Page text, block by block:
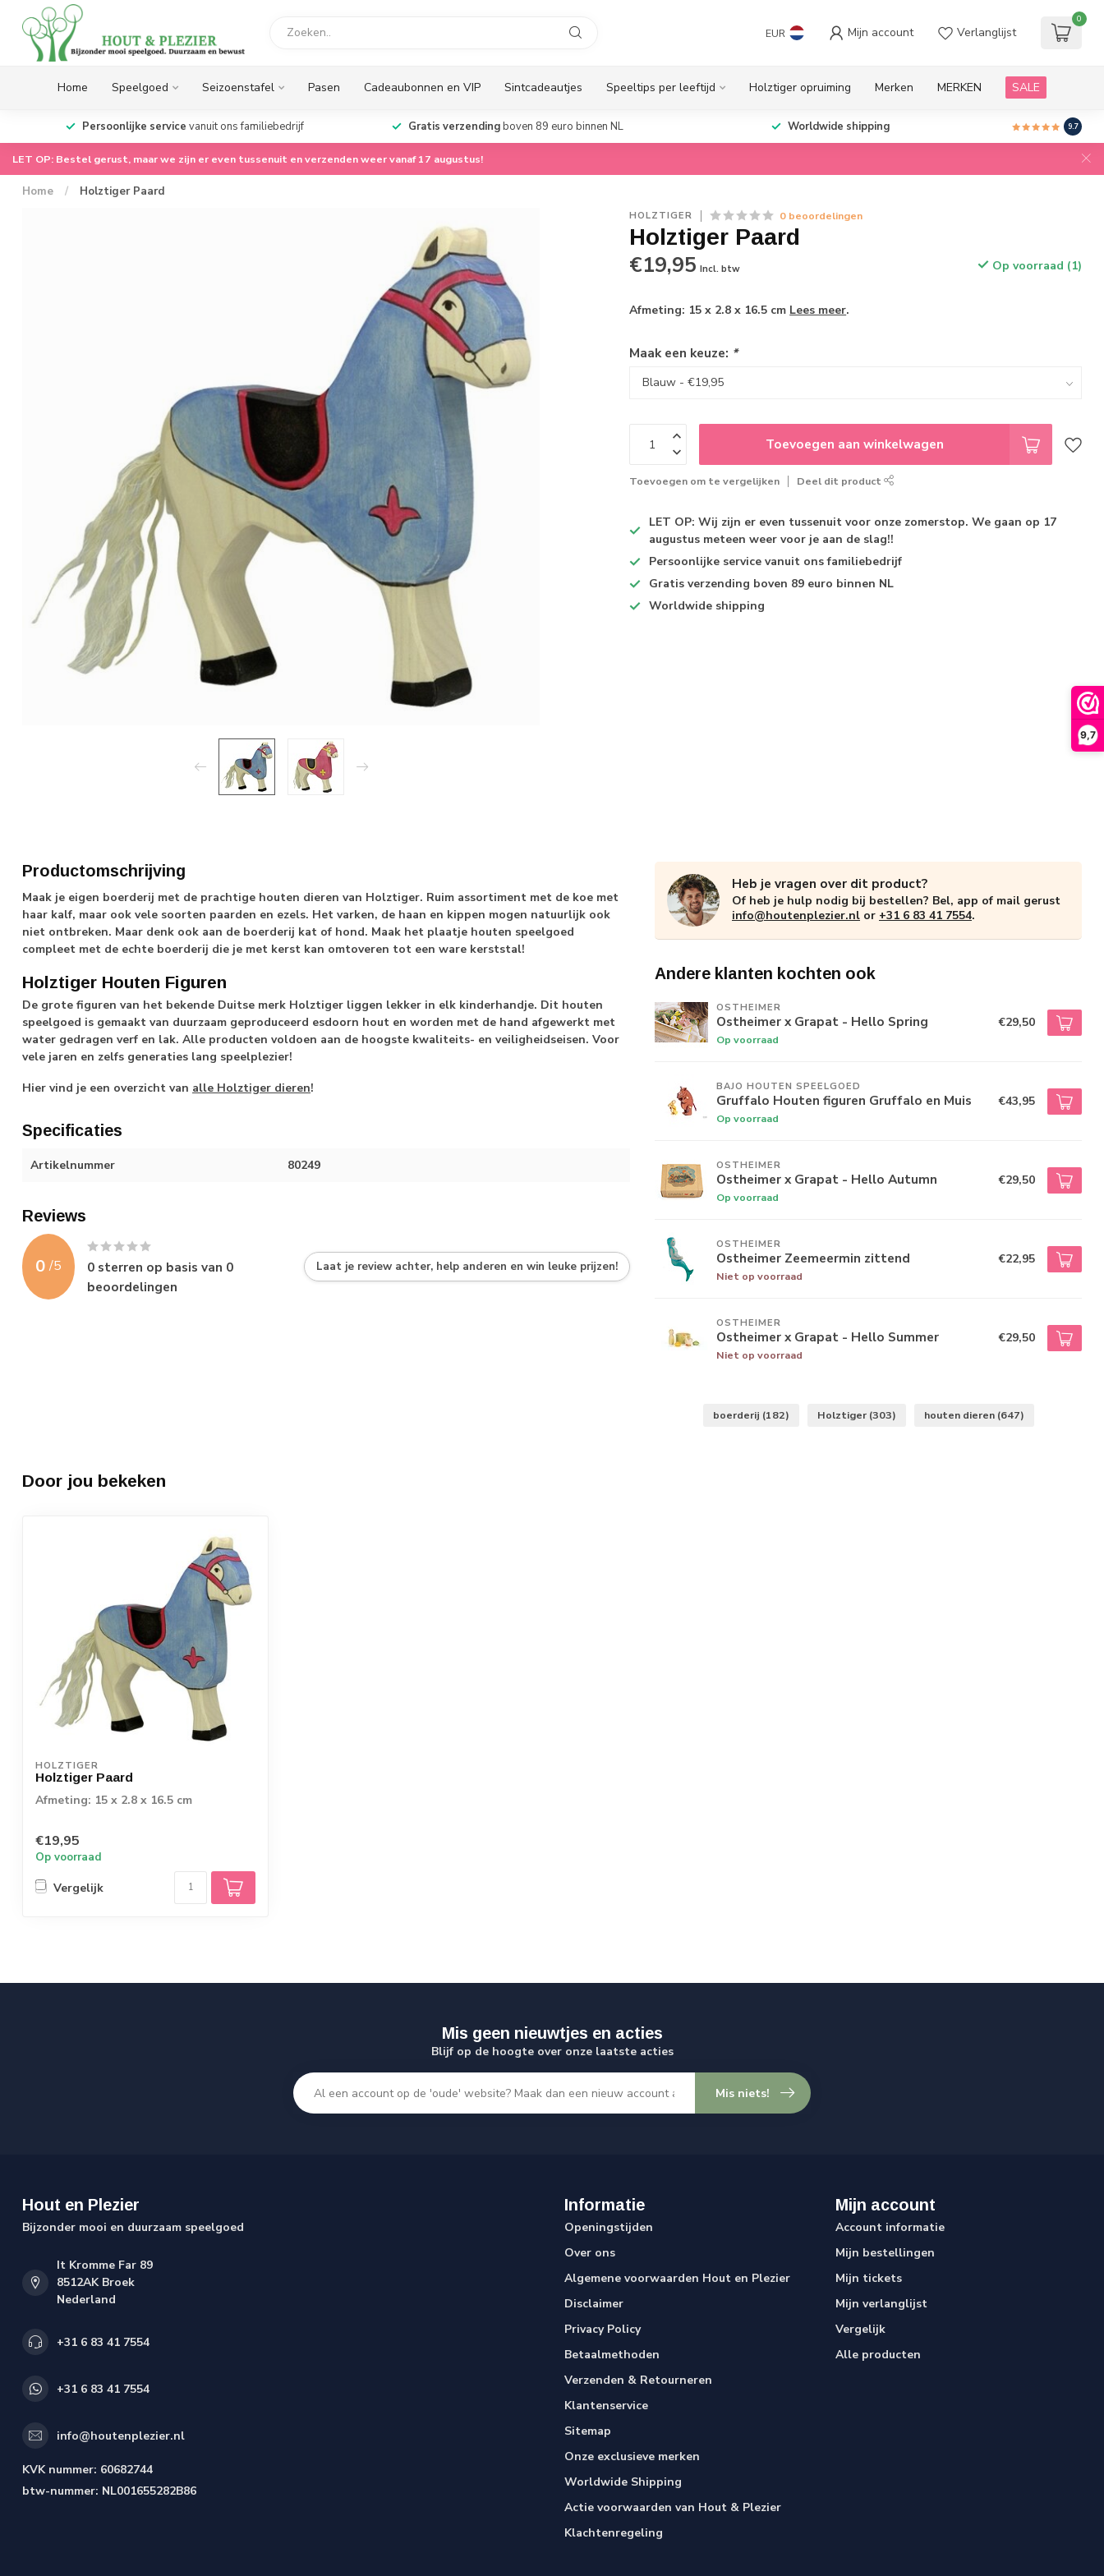
9,7
EUR Mijn account Verlanglijst
0
Home Speelgoed Seizoenstafel Pasen Cadeaubonnen en VIP Sintcadeautjes Speeltips per leeftijd Holztiger opruiming Merken MERKEN SALE
Persoonlijke service vanuit ons familiebedrijf Gratis verzendingboven 89 euro binnen NL Worldwide shipping 9.7
LET OP: Bestel gerust, maar we zijn er even tussenuit en verzenden weer vanaf 17 augustus!
Home / Holztiger Paard
HOLZTIGER 0 beoordelingen
Holztiger Paard
€19,95 Incl. btw Op voorraad (1)
Afmeting: 15 x 2.8 x 16.5 cm Lees meer.
Maak een keuze: *
Toevoegen aan winkelwagen
Toevoegen om te vergelijken Deel dit product
LET OP: Wij zijn er even tussenuit voor onze zomerstop. We gaan op 17
augustus meteen weer voor je aan de slag!!
Persoonlijke service vanuit ons familiebedrijf
Gratis verzending boven 89 euro binnen NL
Worldwide shipping
Productomschrijving
Maak je eigen boerderij met de prachtige houten dieren van Holztiger. Ruim assortiment met de koe met
haar kalf, maar ook vele soorten paarden en ezels. Het varken, de haan en kippen mogen natuurlijk ook
niet ontbreken. Maar denk ook aan de boerderij kat of hond. Maak het plaatje houten speelgoed
compleet met de echte boerderij die je met kerst kan omtoveren tot een ware kerststal!
Holztiger Houten Figuren
De grote figuren van het bekende Duitse merk Holztiger liggen lekker in elk kinderhandje. Dit houten
speelgoed is gemaakt van duurzaam geproduceerd esdoorn hout en worden met de hand afgewerkt met
water gedragen verf en lak. Alle producten voldoen aan de hoogste kwaliteits- en veiligheidseisen. Voor
vele jaren en zelfs generaties lang speelplezier!
Hier vind je een overzicht van alle Holztiger dieren!
Specificaties
Artikelnummer 80249
Reviews
0 /5 0 sterren op basis van 0
beoordelingen
Laat je review achter, help anderen en win leuke prijzen!
Heb je vragen over dit product?
Of heb je hulp nodig bij bestellen? Bel, app of mail gerust
info@houtenplezier.nl or +31 6 83 41 7554.
Andere klanten kochten ook
OSTHEIMER
Ostheimer x Grapat - Hello Spring
Op voorraad
€29,50
BAJO HOUTEN SPEELGOED
Gruffalo Houten figuren Gruffalo en Muis
Op voorraad
€43,95
OSTHEIMER
Ostheimer x Grapat - Hello Autumn
Op voorraad
€29,50
OSTHEIMER
Ostheimer Zeemeermin zittend
Niet op voorraad
€22,95
OSTHEIMER
Ostheimer x Grapat - Hello Summer
Niet op voorraad
€29,50
boerderij (182) Holztiger (303) houten dieren (647)
Door jou bekeken
HOLZTIGER
Holztiger Paard
Afmeting: 15 x 2.8 x 16.5 cm
€19,95
Op voorraad
Vergelijk
Mis geen nieuwtjes en acties
Blijf op de hoogte over onze laatste acties
Mis niets!
Hout en Plezier
Bijzonder mooi en duurzaam speelgoed
It Kromme Far 89
8512AK Broek
Nederland
+31 6 83 41 7554
+31 6 83 41 7554
info@houtenplezier.nl
KVK nummer: 60682744
btw-nummer: NL001655282B86
Informatie
Openingstijden
Over ons
Algemene voorwaarden Hout en Plezier
Disclaimer
Privacy Policy
Betaalmethoden
Verzenden & Retourneren
Klantenservice
Sitemap
Onze exclusieve merken
Worldwide Shipping
Actie voorwaarden van Hout & Plezier
Klachtenregeling
Mijn account
Account informatie
Mijn bestellingen
Mijn tickets
Mijn verlanglijst
Vergelijk
Alle producten